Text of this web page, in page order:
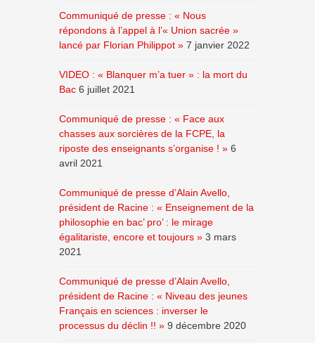
Communiqué de presse : « Nous
répondons à l’appel à l’« Union sacrée »
lancé par Florian Philippot » 7 janvier 2022
VIDEO : « Blanquer m’a tuer » : la mort du
Bac 6 juillet 2021
Communiqué de presse : « Face aux
chasses aux sorcières de la FCPE, la
riposte des enseignants s’organise ! » 6
avril 2021
Communiqué de presse d’Alain Avello,
président de Racine : « Enseignement de la
philosophie en bac’ pro’ : le mirage
égalitariste, encore et toujours » 3 mars
2021
Communiqué de presse d’Alain Avello,
président de Racine : « Niveau des jeunes
Français en sciences : inverser le
processus du déclin !! » 9 décembre 2020